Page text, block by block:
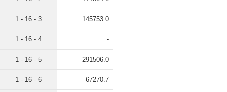
1 - 16 - 3 145753.0
1 - 16 - 4 -
1 - 16 - 5 291506.0
1 - 16 - 6 67270.7